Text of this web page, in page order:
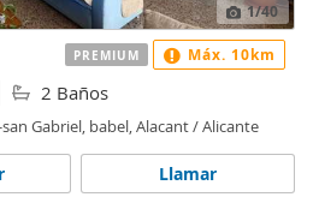
1/40
2 Baños
Gabriel, babel, Alacant / Alicante
Llamar
PREMIUM Máx. 10km